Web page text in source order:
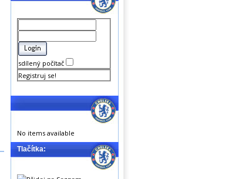
sdílený počítač
Registruj se!
No items available
Tlačítka: